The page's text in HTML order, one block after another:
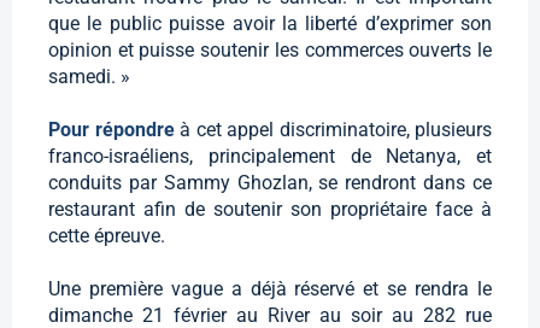
que le public puisse avoir la liberté d’exprimer son
opinion et puisse soutenir les commerces ouverts le
samedi. »
Pour répondre à cet appel discriminatoire, plusieurs
franco-israéliens, principalement de Netanya, et
conduits par Sammy Ghozlan, se rendront dans ce
restaurant afin de soutenir son propriétaire face à
cette épreuve.
Une première vague a déjà réservé et se rendra le
dimanche 21 février au River au soir au 282 rue